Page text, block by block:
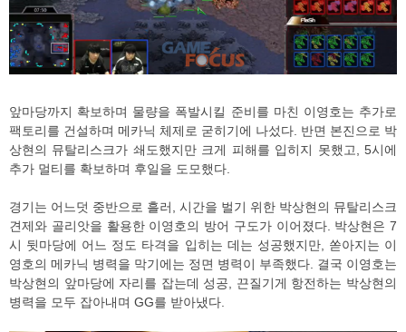
앞마당까지 확보하며 물량을 폭발시킬 준비를 마친 이영호는 추가로
팩토리를 건설하며 메카닉 체제로 굳히기에 나섰다. 반면 본진으로 박
상현의 뮤탈리스크가 쇄도했지만 크게 피해를 입히지 못했고, 5시에
추가 멀티를 확보하며 후일을 도모했다.
경기는 어느덧 중반으로 흘러, 시간을 벌기 위한 박상현의 뮤탈리스크
견제와 골리앗을 활용한 이영호의 방어 구도가 이어졌다. 박상현은 7
시 뒷마당에 어느 정도 타격을 입히는 데는 성공했지만, 쏟아지는 이
영호의 메카닉 병력을 막기에는 정면 병력이 부족했다. 결국 이영호는
박상현의 앞마당에 자리를 잡는데 성공, 끈질기게 항전하는 박상현의
병력을 모두 잡아내며 GG를 받아냈다.